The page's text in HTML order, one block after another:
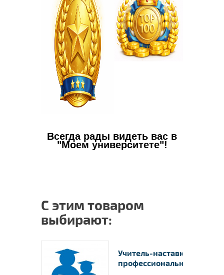
Всегда рады видеть вас в
"Моем университете"!
С этим товаром
выбирают:
Учитель-наставник - курс
профессиональной